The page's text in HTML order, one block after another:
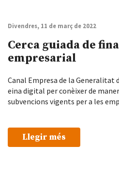
Divendres, 11 de març de 2022
Cerca guiada de
empresarial
Canal Empresa de la Generalitat
eina digital per conèixer de
subvencions vigents per a les
Llegir més